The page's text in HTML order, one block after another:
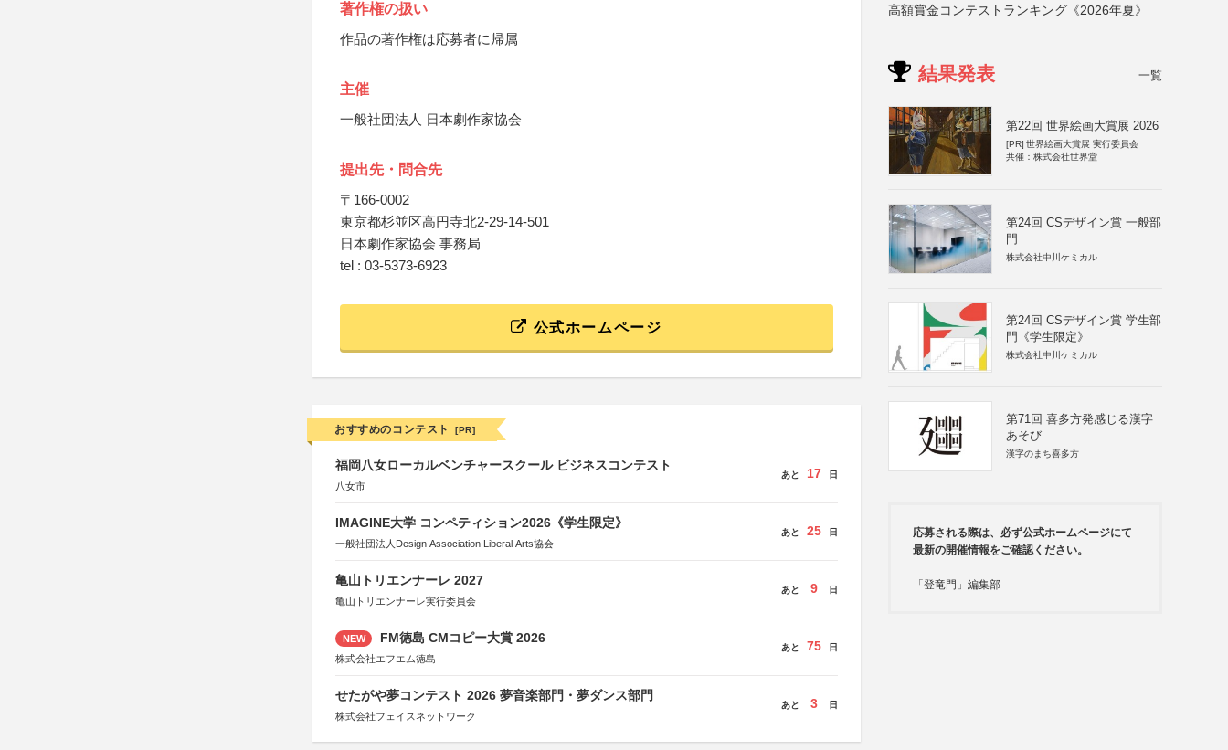
著作権の扱い
作品の著作権は応募者に帰属
主催
一般社団法人 日本劇作家協会
提出先・問合先
〒166-0002
東京都杉並区高円寺北2-29-14-501
日本劇作家協会 事務局
tel : 03-5373-6923
公式ホームページ
おすすめのコンテスト [PR]
福岡八女ローカルベンチャースクール ビジネスコンテスト
八女市
あと 17 日
IMAGINE大学 コンペティション2026《学生限定》
一般社団法人Design Association Liberal Arts協会
あと 25 日
亀山トリエンナーレ 2027
亀山トリエンナーレ実行委員会
あと 9 日
NEW FM徳島 CMコピー大賞 2026
株式会社エフエム徳島
あと 75 日
せたがや夢コンテスト 2026 夢音楽部門・夢ダンス部門
株式会社フェイスネットワーク
あと 3 日
高額賞金コンテストランキング《2026年夏》
結果発表 一覧
第22回 世界絵画大賞展 2026
[PR] 世界絵画大賞展 実行委員会
共催：株式会社世界堂
第24回 CSデザイン賞 一般部
門
株式会社中川ケミカル
第24回 CSデザイン賞 学生部
門《学生限定》
株式会社中川ケミカル
第71回 喜多方発感じる漢字
あそび
漢字のまち喜多方
応募される際は、必ず公式ホームページにて
最新の開催情報をご確認ください。
「登竜門」編集部